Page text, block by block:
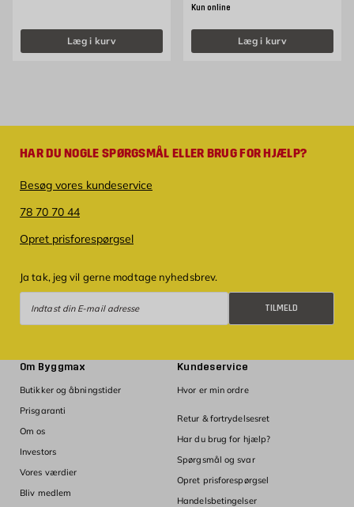
Læg i kurv
Kun online
Læg i kurv
HAR DU NOGLE SPØRGSMÅL ELLER BRUG FOR HJÆLP?
Besøg vores kundeservice
78 70 70 44
Opret prisforespørgsel
Ja tak, jeg vil gerne modtage nyhedsbrev.
TILMELD
Om Byggmax
Butikker og åbningstider
Prisgaranti
Om os
Investors
Vores værdier
Bliv medlem
Kundeservice
Hvor er min ordre
Retur & fortrydelsesret
Har du brug for hjælp?
Spørgsmål og svar
Opret prisforespørgsel
Handelsbetingelser